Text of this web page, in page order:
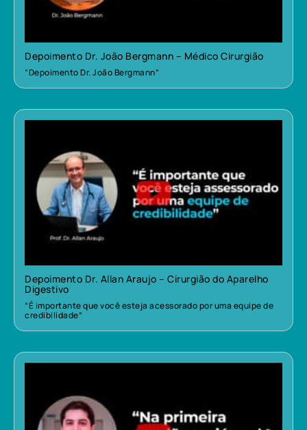
Depoimento Dr. João Bergmann – Médico Cirurgião
“Depoimento Dr. João Bergmann”
Depoimento Dr. Allan Araujo – Cirurgião do Aparelho
Digestivo
“É importante que você esteja acessorado por uma equipe de
credibilidade”